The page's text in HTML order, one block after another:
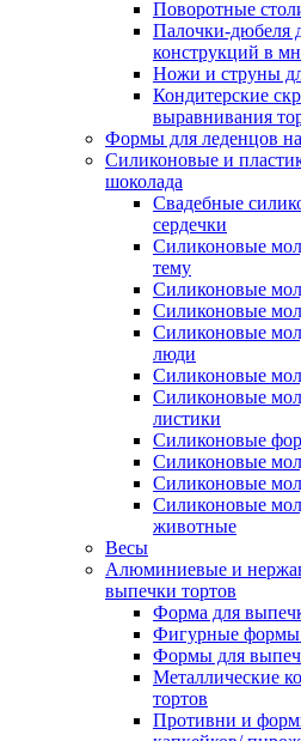
Поворотные
Палочки-дюбеля
конструкций в
Ножи и струны
Кондитерские
выравнивания
Формы для леденцов
Силиконовые и
шоколада
Свадебные
сердечки
Силиконовые
тему
Силиконовые
Силиконовые
Силиконовые
люди
Силиконовые
Силиконовые
листики
Силиконовые
Силиконовые
Силиконовые
Силиконовые
животные
Весы
Алюминиевые и
выпечки тортов
Форма для
Фигурные формы
Формы для
Металлические
тортов
Противни и